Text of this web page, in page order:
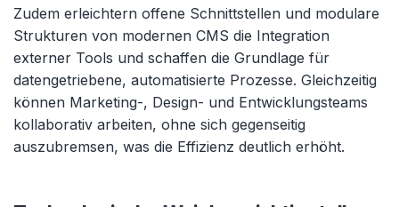
Zudem erleichtern offene Schnittstellen und modulare
Strukturen von modernen CMS die Integration
externer Tools und schaffen die Grundlage für
datengetriebene, automatisierte Prozesse. Gleichzeitig
können Marketing-, Design- und Entwicklungsteams
kollaborativ arbeiten, ohne sich gegenseitig
auszubremsen, was die Effizienz deutlich erhöht.